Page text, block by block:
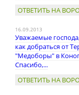
ОТВЕТИТЬ НА
16.09.2013
Уважаемые
как добраться от
"Медоборы" в
Спасибо,...
ОТВЕТИТЬ НА